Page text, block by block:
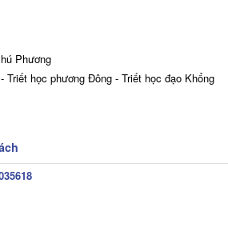
Phương
Triết học phương Đông - Triết học đạo Khổng